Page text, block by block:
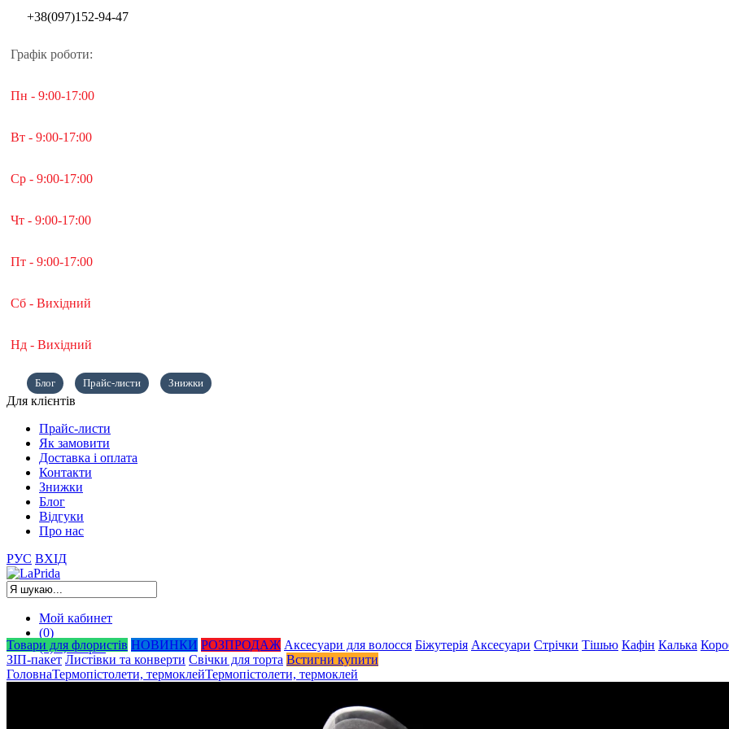
+38(097)152-94-47
Графік роботи:
Пн - 9:00-17:00
Вт - 9:00-17:00
Ср - 9:00-17:00
Чт - 9:00-17:00
Пт - 9:00-17:00
Сб - Вихідний
Нд - Вихідний
Блог Прайс-листи Знижки
Для клієнтів
Прайс-листи
Як замовити
Доставка і оплата
Контакти
Знижки
Блог
Відгуки
Про нас
РУС ВХІД
Мой кабинет
(0)
(0) 0,00грн.
Товари для флористів НОВИНКИ РОЗПРОДАЖ Аксесуари для волосся Біжутерія Аксесуари Стрiчки Тішью Кафін Калька
ЗІП-пакет Листівки та конверти Свічки для торта Встигни купити
ГоловнаТермопістолети, термоклейТермопістолети, термоклей